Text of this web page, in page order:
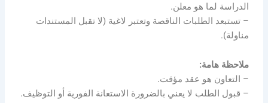
الدراسة لما هو معلن.
– تستبعد الطلبات الناقصة وتعتبر لاغية (لا تقبل المستندات
مناولة).
ملاحظة هامة:
– التعاون هو عقد مؤقت.
– قبول الطلب لا يعني بالضرورة الاستعانة الفورية أو التوظيف.